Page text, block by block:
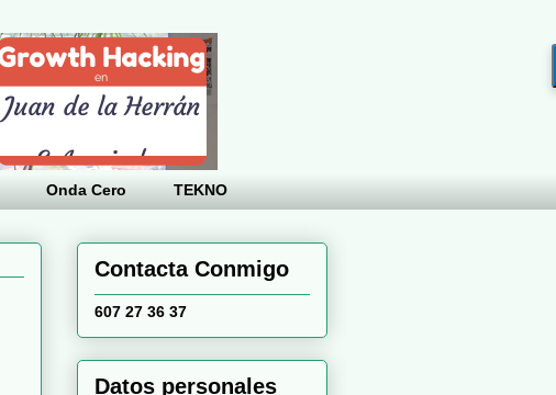
Onda Cero TEKNO
Contacta Conmigo
607 27 36 37
Datos personales